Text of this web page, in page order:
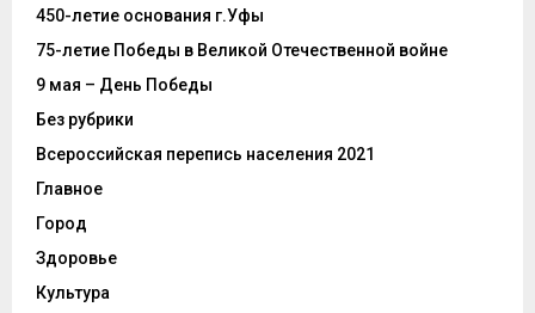
450-летие основания г.Уфы
75-летие Победы в Великой Отечественной войне
9 мая – День Победы
Без рубрики
Всероссийская перепись населения 2021
Главное
Город
Здоровье
Культура